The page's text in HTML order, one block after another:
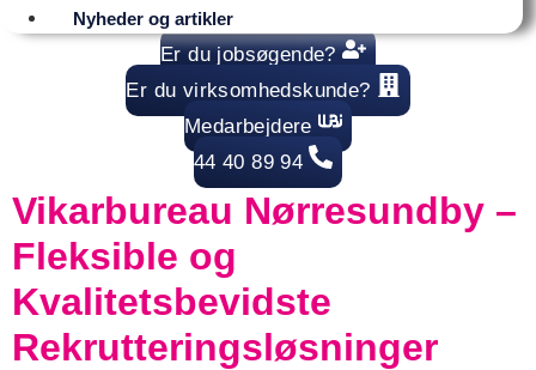
Nyheder og artikler
Er du jobsøgende?
Er du virksomhedskunde?
Medarbejdere
44 40 89 94
Vikarbureau Nørresundby –
Fleksible og
Kvalitetsbevidste
Rekrutteringsløsninger